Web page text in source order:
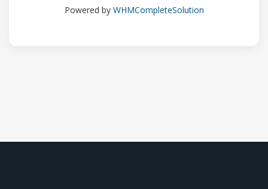
Powered by WHMCompleteSolution